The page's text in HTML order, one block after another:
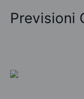
Previsioni